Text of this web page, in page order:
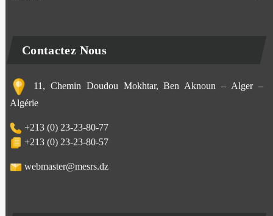
Contactez Nous
11, Chemin Doudou Mokhtar, Ben Aknoun – Alger –
Algérie
+213 (0) 23-23-80-77
+213 (0) 23-23-80-57
webmaster@mesrs.dz